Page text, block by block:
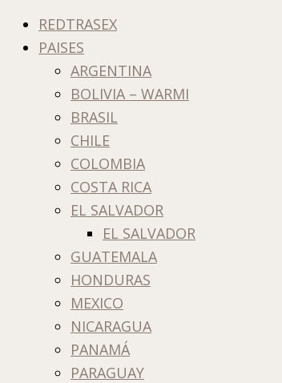
REDTRASEX
PAISES
ARGENTINA
BOLIVIA – WARMI
BRASIL
CHILE
COLOMBIA
COSTA RICA
EL SALVADOR
EL SALVADOR
GUATEMALA
HONDURAS
MEXICO
NICARAGUA
PANAMÁ
PARAGUAY